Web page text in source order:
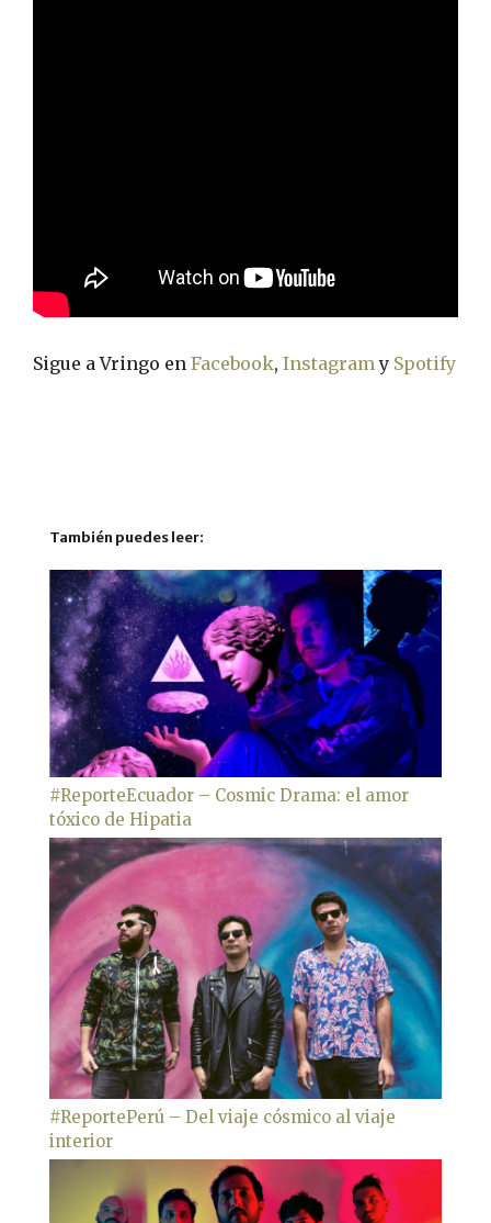
Sigue a Vringo en Facebook, Instagramy Spotify
También puedes leer:
#ReporteEcuador – Cosmic Drama: el amor
tóxico de Hipatia
#ReportePerú – Del viaje cósmico al viaje
interior